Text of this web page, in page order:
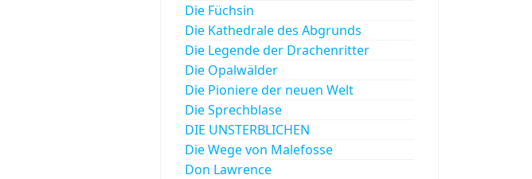
Die Füchsin
Die Kathedrale des Abgrunds
Die Legende der Drachenritter
Die Opalwälder
Die Pioniere der neuen Welt
Die Sprechblase
DIE UNSTERBLICHEN
Die Wege von Malefosse
Don Lawrence